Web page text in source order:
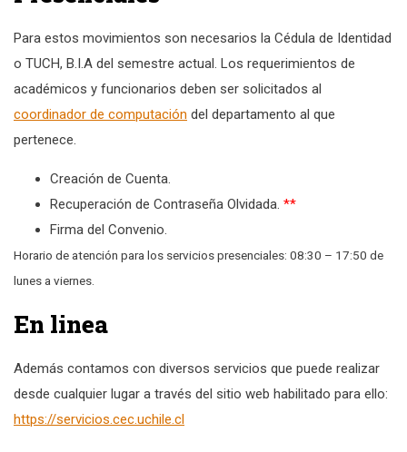
Para estos movimientos son necesarios la Cédula de Identidad
o TUCH, B.I.A del semestre actual. Los requerimientos de
académicos y funcionarios deben ser solicitados al
coordinador de computación del departamento al que
pertenece.
Creación de Cuenta.
Recuperación de Contraseña Olvidada. **
Firma del Convenio.
Horario de atención para los servicios presenciales: 08:30 – 17:50 de
lunes a viernes.
En linea
Además contamos con diversos servicios que puede realizar
desde cualquier lugar a través del sitio web habilitado para ello:
https://servicios.cec.uchile.cl